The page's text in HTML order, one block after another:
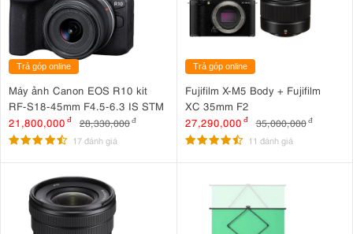
Trả góp online
Máy ảnh Canon EOS R10 kit
RF-S18-45mm F4.5-6.3 IS STM
21,800,000 đ 28,330,000đ
17 đánh giá
Trả góp online
Fujifilm X-M5 Body + Fujifilm
XC 35mm F2
27,290,000 đ 35,000,000 đ
11 đánh giá